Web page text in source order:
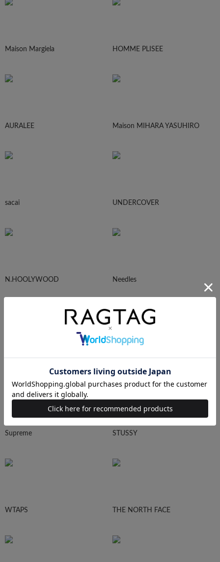
Maison Margiela HOMME PLISEE
AURALEE Maison MIHARA YASUHIRO
sacai UNDERCOVER
N.HOOLYWOOD Needles
Ralph Lauren HUMAN MADE
Supreme STUSSY
WTAPS THE NORTH FACE